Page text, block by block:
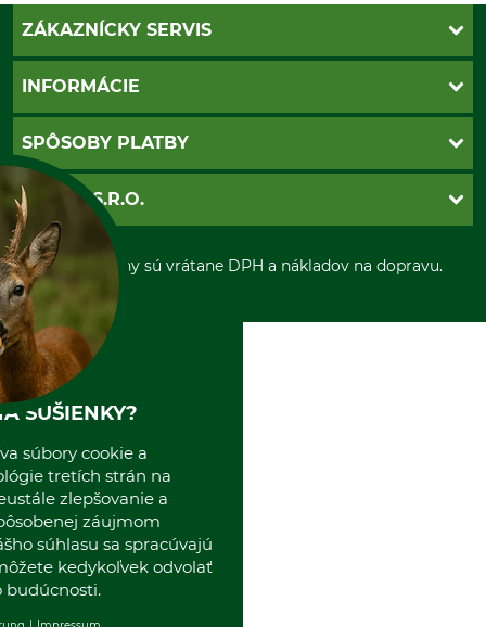
ZÁKAZNÍCKY SERVIS
Kontakt
Newsletter
Nastavenia súborov cookie
INFORMÁCIE
Povinné údaje
Obchodné podmienky
Ochrana osobnych udajov
Otváracie hodiny
Zrušenie objednávky
SPÔSOBY PLATBY
Dobierka
Platba vopred
Sepa-inkaso
Osobný odber
GRUBE S.R.O.
O nás
Predajňa
Kolektív GRUBE
Naše pobočky v Európe
*Všetky ceny sú vrátane DPH a nákladov na dopravu.
SUŠIENKY?
súbory cookie a
tretích strán na
zlepšovanie a
záujmom
súhlasu sa spracúvajú
kedykoľvek odvolať
budúcnosti.